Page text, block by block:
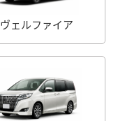
ヴェルファイア